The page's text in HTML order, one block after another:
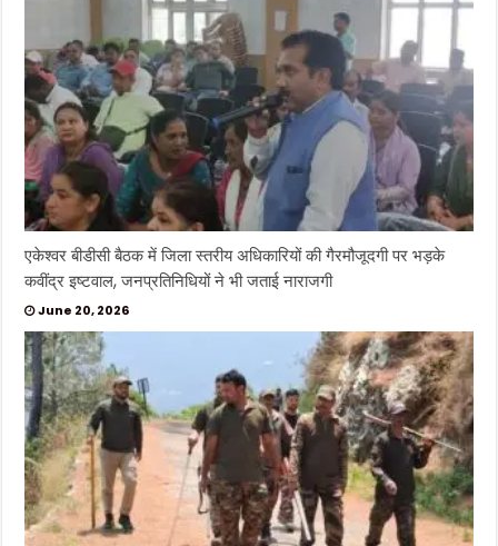
एकेश्वर बीडीसी बैठक में जिला स्तरीय अधिकारियों की गैरमौजूदगी पर भड़के
कवींद्र इष्टवाल, जनप्रतिनिधियों ने भी जताई नाराजगी
June 20, 2026